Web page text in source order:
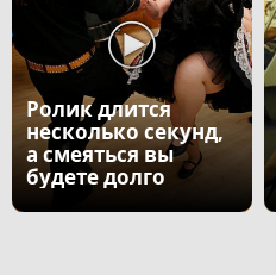
Ролик длится
несколько секунд,
а смеяться вы
будете долго